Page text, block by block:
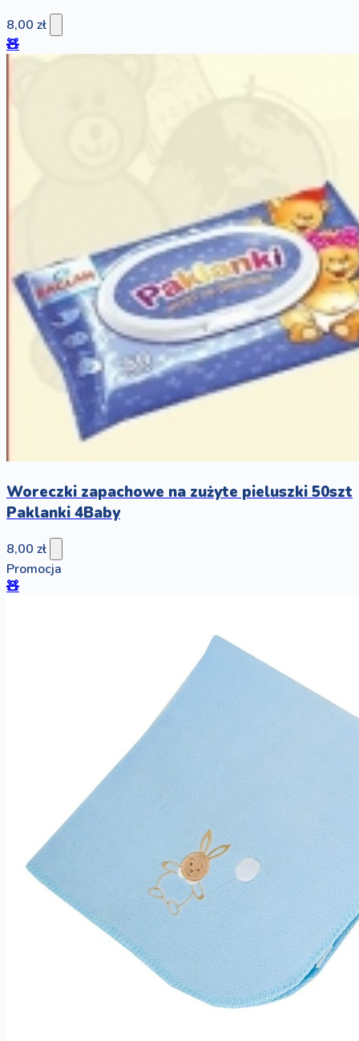
8,00 zł
🧸
Woreczki zapachowe na zużyte pieluszki 50szt
Paklanki 4Baby
8,00 zł
Promocja
🧸